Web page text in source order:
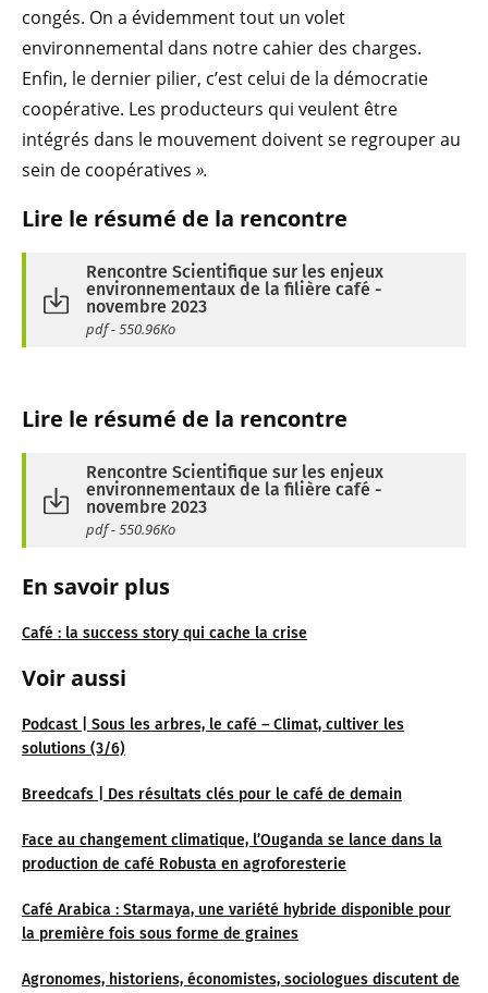
Lire le résumé de la rencontre
Rencontre Scientifique sur les enjeux
environnementaux de la filière café -
novembre 2023
pdf - 550.96Ko
En savoir plus
Café : la success story qui cache la crise
Voir aussi
Podcast | Sous les arbres, le café – Climat, cultiver les
solutions (3/6)
Breedcafs | Des résultats clés pour le café de demain
Face au changement climatique, l’Ouganda se lance dans la
production de café Robusta en agroforesterie
Café Arabica : Starmaya, une variété hybride disponible pour
la première fois sous forme de graines
Agronomes, historiens, économistes, sociologues discutent de
congés. On a évidemment tout un volet
environnemental dans notre cahier des charges.
Enfin, le dernier pilier, c’est celui de la démocratie
coopérative. Les producteurs qui veulent être
intégrés dans le mouvement doivent se regrouper au
sein de coopératives ».
Lire le résumé de la rencontre
Rencontre Scientifique sur les enjeux
environnementaux de la filière café -
novembre 2023
pdf - 550.96Ko